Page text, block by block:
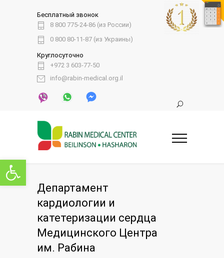
Открыть панель инструментов
Бесплатный звонок
8 800 775-24-86 (из России)
0 800 80-11-87 (из Украины)
Круглосуточно
+972 3 603-77-50
info@rabin-medical.org.il
Департамент
кардиологии и
катетеризации сердца
Медицинского Центра
им. Рабина